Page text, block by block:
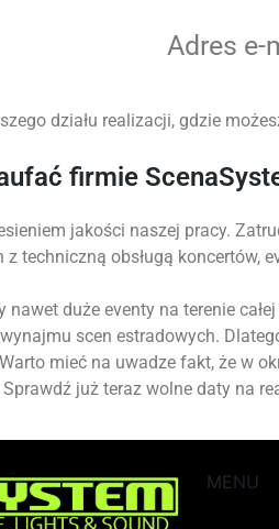
Adres e-
działu realizacji, gdzie
firmie
jakości naszej pracy.
techniczną obsługą koncertów,
nawet duże eventy na terenie
scen estradowych.
mieć na uwadze fakt, że w
już teraz wolne daty na
MENU